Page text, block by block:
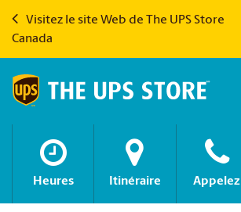
Visitez le site Web de The UPS Store
Canada
Heures Itinéraire Appelez